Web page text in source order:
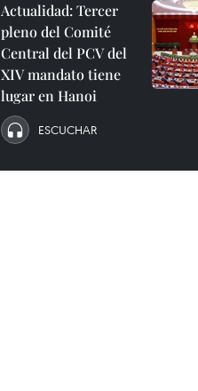
Actualidad: Tercer
pleno del Comité
Central del PCV del
XIV mandato tiene
lugar en Hanoi
ESCUCHAR